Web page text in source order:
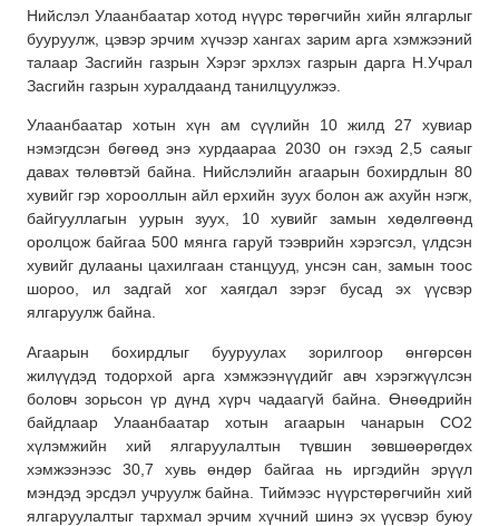
Нийслэл Улаанбаатар хотод нүүрс төрөгчийн хийн ялгарлыг
бууруулж, цэвэр эрчим хүчээр хангах зарим арга хэмжээний
талаар Засгийн газрын Хэрэг эрхлэх газрын дарга Н.Учрал
Засгийн газрын хуралдаанд танилцуулжээ.
Улаанбаатар хотын хүн ам сүүлийн 10 жилд 27 хувиар
нэмэгдсэн бөгөөд энэ хурдаараа 2030 он гэхэд 2,5 саяыг
давах төлөвтэй байна. Нийслэлийн агаарын бохирдлын 80
хувийг гэр хорооллын айл ерхийн зуух болон аж ахуйн нэгж,
байгууллагын уурын зуух, 10 хувийг замын хөдөлгөөнд
оролцож байгаа 500 мянга гаруй тээврийн хэрэгсэл, үлдсэн
хувийг дулааны цахилгаан станцууд, унсэн сан, замын тоос
шороо, ил задгай хог хаягдал зэрэг бусад эх үүсвэр
ялгаруулж байна.
Агаарын бохирдлыг бууруулах зорилгоор өнгөрсөн
жилүүдэд тодорхой арга хэмжээнүүдийг авч хэрэгжүүлсэн
боловч зорьсон үр дүнд хүрч чадаагүй байна. Өнөөдрийн
байдлаар Улаанбаатар хотын агаарын чанарын CO2
хүлэмжийн хий ялгаруулалтын түвшин зөвшөөрөгдөх
хэмжээнээс 30,7 хувь өндөр байгаа нь иргэдийн эрүүл
мэндэд эрсдэл учруулж байна. Тиймээс нүүрстөрөгчийн хий
ялгаруулалтыг тархмал эрчим хүчний шинэ эх үүсвэр буюу